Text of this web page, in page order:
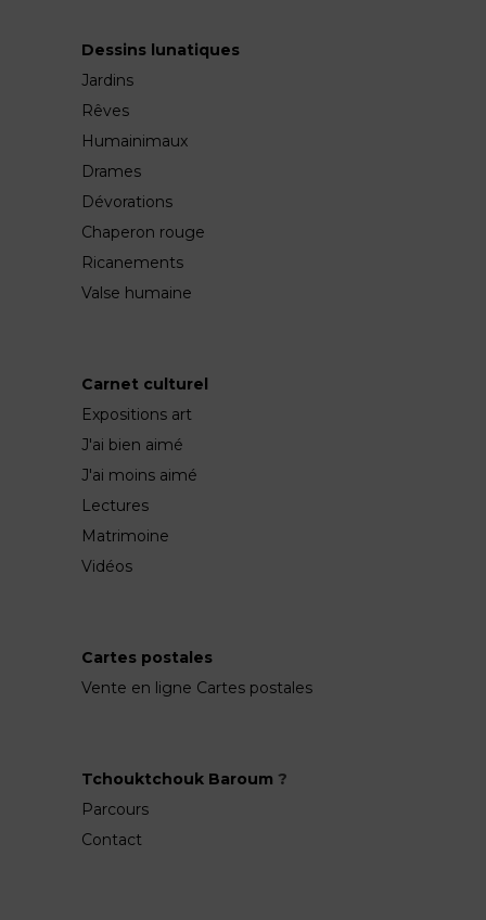
Dessins lunatiques
Jardins
Rêves
Humainimaux
Drames
Dévorations
Chaperon rouge
Ricanements
Valse humaine
Carnet culturel
Expositions art
J'ai bien aimé
J'ai moins aimé
Lectures
Matrimoine
Vidéos
Cartes postales
Vente en ligne Cartes postales
Tchouktchouk Baroum ?
Parcours
Contact